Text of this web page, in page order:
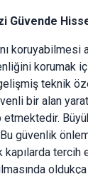
Güvende
korumak
teknik
bir alan
güvenlik
kapılarda